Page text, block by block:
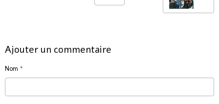
Ajouter un commentaire
Nom